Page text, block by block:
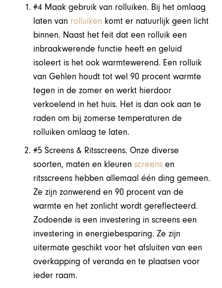
#4 Maak gebruik van rolluiken. Bij het omlaag
laten van rolluiken komt er natuurlijk geen licht
binnen. Naast het feit dat een rolluik een
inbraakwerende functie heeft en geluid
isoleert is het ook warmtewerend. Een rolluik
van Gehlen houdt tot wel 90 procent warmte
tegen in de zomer en werkt hierdoor
verkoelend in het huis. Het is dan ook aan te
raden om bij zomerse temperaturen de
rolluiken omlaag te laten.
#5 Screens & Ritsscreens. Onze diverse
soorten, maten en kleurenscreens en
ritsscreens hebben allemaal één ding gemeen.
Ze zijn zonwerend en 90 procent van de
warmte en het zonlicht wordt gereflecteerd.
Zodoende is een investering in screens een
investering in energiebesparing. Ze zijn
uitermate geschikt voor het afsluiten van een
overkapping of veranda en te plaatsen voor
ieder raam.